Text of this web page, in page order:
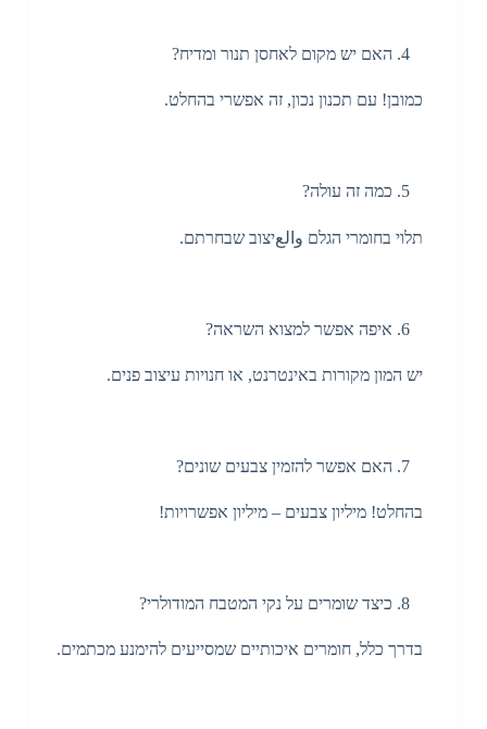
האם יש מקום לאחסן תנור ומדיח?
כמובן! עם תכנון נכון, זה אפשרי בהחלט.
כמה זה עולה?
תלוי בחומרי הגלם والعיצוב שבחרתם.
איפה אפשר למצוא השראה?
יש המון מקורות באינטרנט, או חנויות עיצוב פנים.
האם אפשר להזמין צבעים שונים?
בהחלט! מיליון צבעים – מיליון אפשרויות!
כיצד שומרים על נקי המטבח המודולרי?
בדרך כלל, חומרים איכותיים שמסייעים להימנע מכתמים.